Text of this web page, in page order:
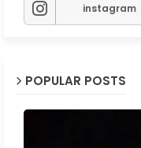
instagram
POPULAR POSTS